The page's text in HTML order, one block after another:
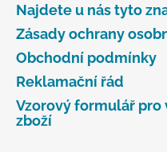
Najdete u nás tyto
Zásady ochrany
Obchodní podmínky
Reklamační řád
Vzorový formulář pro
zboží